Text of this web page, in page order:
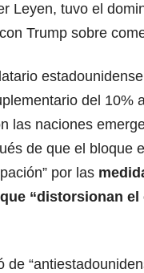
Leyen, tuvo el
Trump sobre
del 10%
las naciones
de que el bloque
por las
“distorsionan el
de